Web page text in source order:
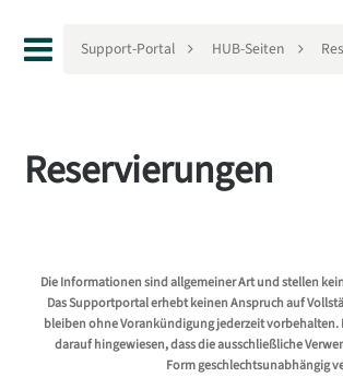
Support-Portal HUB-Seiten
Reservierungen
Die Informationen sind allgemeiner Art und stellen
Das Supportportal erhebt keinen Anspruch auf
bleiben ohne Vorankündigung jederzeit vorbehalten.
darauf hingewiesen, dass die ausschließliche
Form geschlechtsunabhängig